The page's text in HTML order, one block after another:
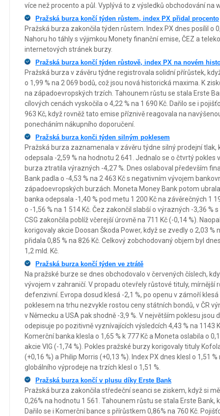
více než procento a půl. Vyplývá to z výsledků obchodování na
Pražská burza končí týden růstem, index PX přidal procento
Pražská burza zakončila týden růstem. Index PX dnes posílil o
Nahoru ho táhly s výjimkou Monety finanční emise, ČEZ a
internetových stránek burzy.
Pražská burza končí týden růstově, index PX na novém
Pražská burza v závěru týdne registrovala solidní přírůstek,
o 1,99 % na 2 069 bodů, což jsou nová historická maxima. K
na západoevropských trzích. Tahounem růstu se stala Erste
cílových cenách vyskočila o 4,22 % na 1 690 Kč. Dařilo se i
963 Kč, když rovněž tato emise příznivě reagovala na
ponecháním nákupního doporučení.
Pražská burza konči týden silným poklesem
Pražská burza zaznamenala v závěru týdne silný prodejní tlak,
odepsala -2,59 % na hodnotu 2 641. Jednalo se o čtvrtý pokles
burza ztratila výrazných -4,27 %. Dnes oslaboval především
Bank padla o -4,53 % na 2 463 Kč s negativním vývojem
západoevropských burzách. Moneta Money Bank potom
banka odepsala -1,40 % pod metu 1 200 Kč na závěrečných 1
o -1,56 % na 1 514 Kč. Čez zakončil slabší o výrazných -3,36 %
CSG zakončila poblíž včerejší úrovně na 711 Kč (-0,14 %).
korigovaly akcie Doosan Škoda Power, když se zvedly o 2,03 %
přidala 0,85 % na 826 Kč. Celkový zobchodovaný objem byl
1,2 mld. Kč.
Pražská burza končí týden ve ztrátě
Na pražské burze se dnes obchodovalo v červených číslech,
vývojem v zahraničí. V propadu otevřely růstové tituly, mírnější
defenzivní. Evropa dosud klesá -2,1 %, po openu v zámoří
poklesem na trhu nezvykle rostou ceny státních bondů, v ČR
v Německu a USA pak shodně -3,9 %. V největším poklesu jsou
odepisuje po pozitivně vyznívajících výsledcích 4,43 % na 1143
Komerční banka klesla o 1,65 % k 777 Kč a Moneta oslabila o
akcie VIG (-1,74 %). Pokles pražské burzy korigovaly tituly
(+0,16 %) a Philip Morris (+0,13 %). Index PX dnes klesl o 1,51
globálního výprodeje na trzích klesl o 1,51 %.
Pražská burza končí v plusu díky Erste Bank
Pražská burza zakončila středeční seanci se ziskem, když si
0,26% na hodnotu 1 561. Tahounem růstu se stala Erste Bank,
Dařilo se i Komerční bance s přírůstkem 0,86% na 760 Kč.